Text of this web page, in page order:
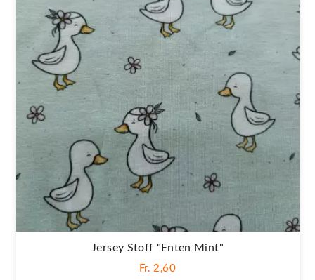
Jersey Stoff "Enten Mint"
Fr. 2,60